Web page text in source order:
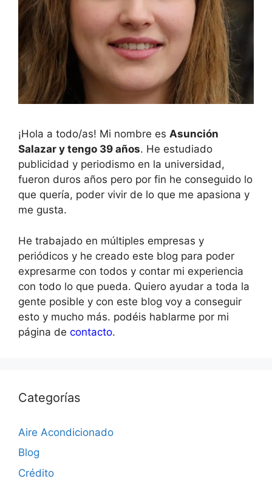
¡Hola a todo/as! Mi nombre es Asunción
Salazar y tengo 39 años. He estudiado
publicidad y periodismo en la universidad,
fueron duros años pero por fin he conseguido lo
que quería, poder vivir de lo que me apasiona y
me gusta.
He trabajado en múltiples empresas y
periódicos y he creado este blog para poder
expresarme con todos y contar mi experiencia
con todo lo que pueda. Quiero ayudar a toda la
gente posible y con este blog voy a conseguir
esto y mucho más. podéis hablarme por mi
página de contacto.
Categorías
Aire Acondicionado
Blog
Crédito